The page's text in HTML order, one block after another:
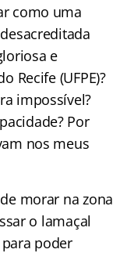
como uma
e
Recife (UFPE)?
impossível?
Por
nos meus
morar na zona
o lamaçal
poder